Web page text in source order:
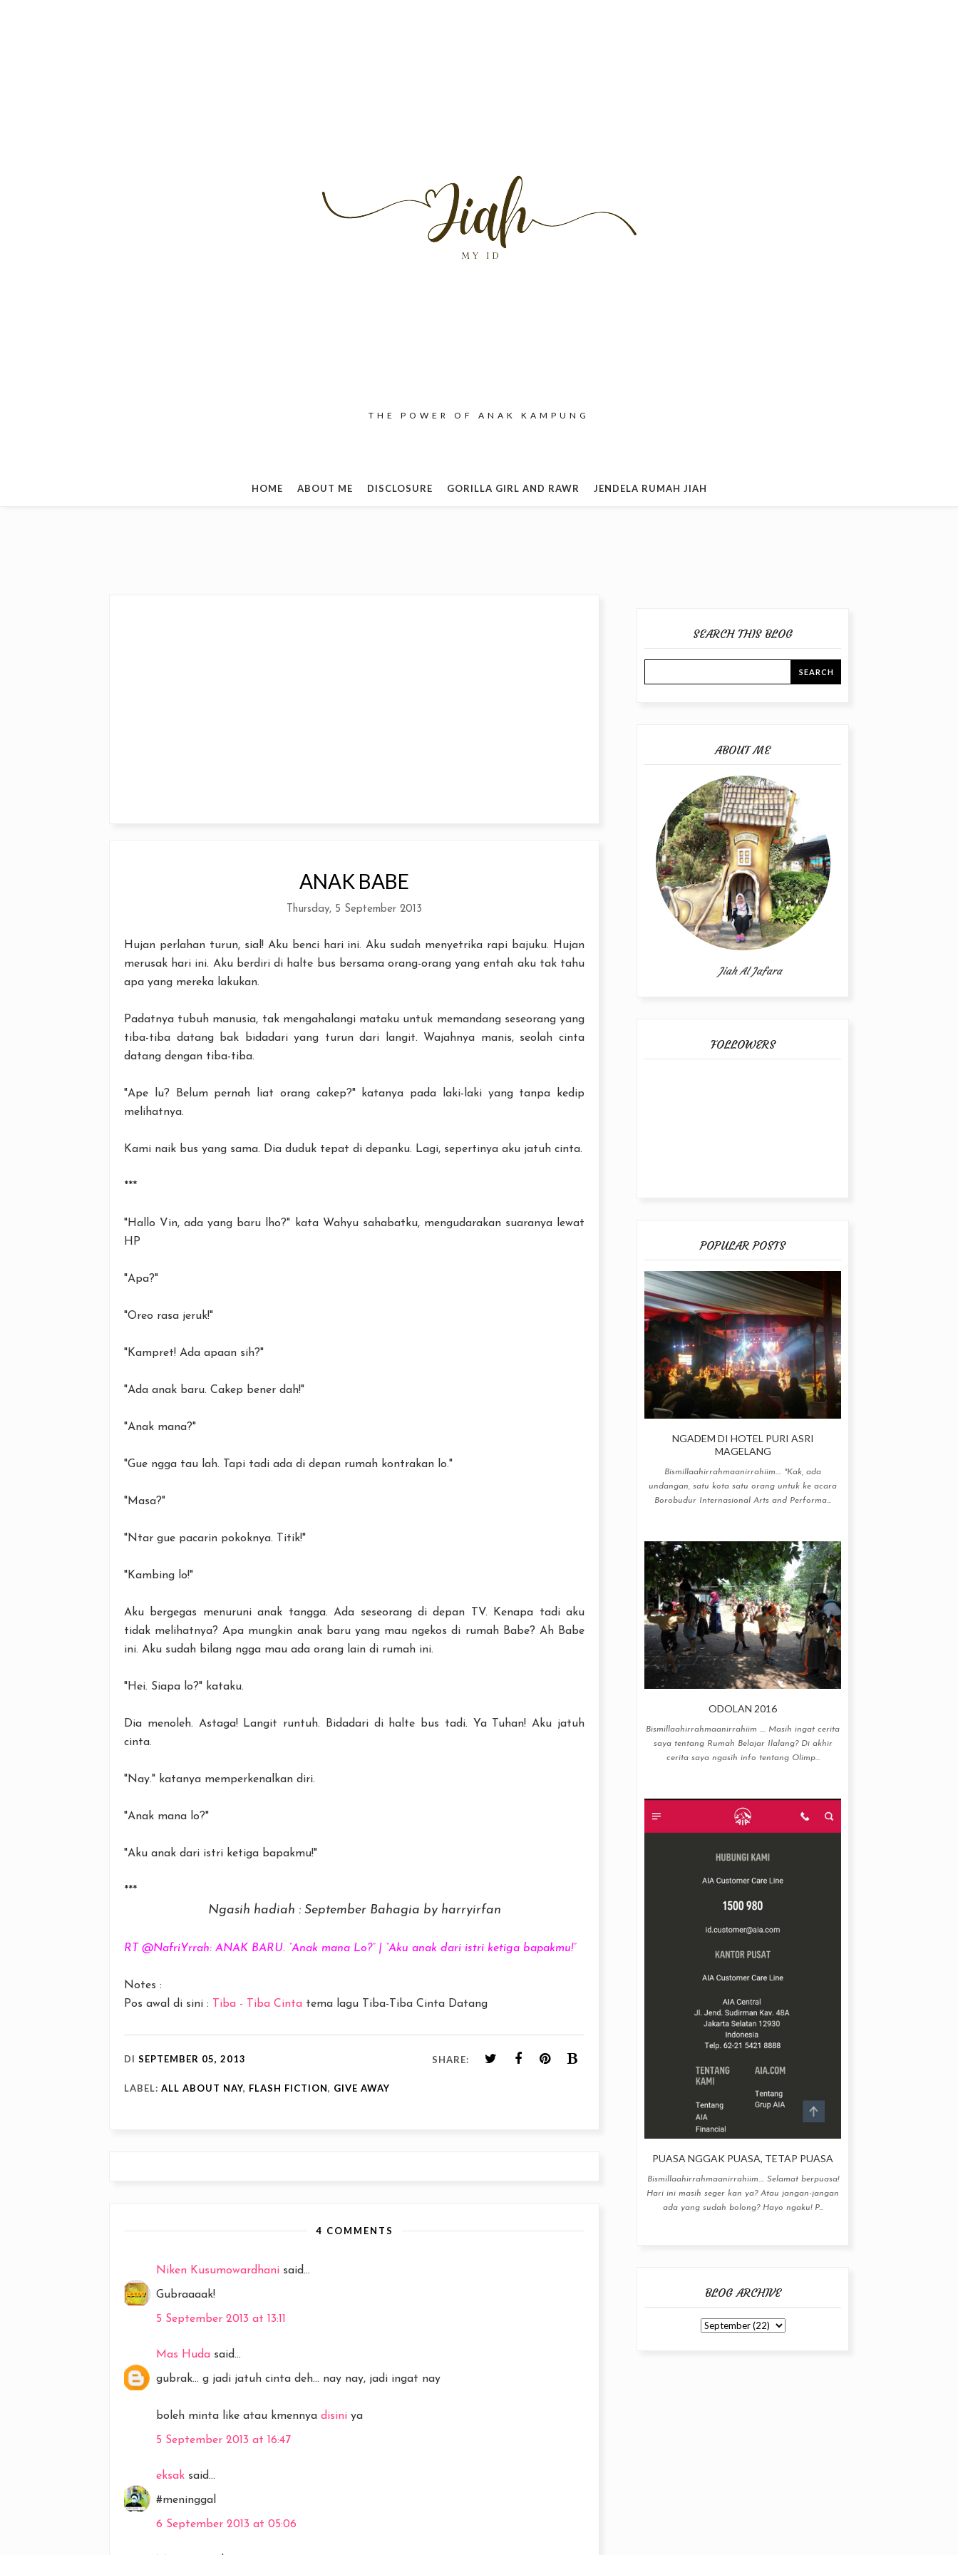
THE POWER OF ANAK KAMPUNG
HOME ABOUT ME DISCLOSURE GORILLA GIRL AND RAWR JENDELA RUMAH JIAH
ANAK BABE
Thursday, 5 September 2013
Hujan perlahan turun, sial! Aku benci hari ini. Aku sudah menyetrika rapi bajuku. Hujan
merusak hari ini. Aku berdiri di halte bus bersama orang-orang yang entah aku tak tahu
apa yang mereka lakukan.
Padatnya tubuh manusia, tak mengahalangi mataku untuk memandang seseorang yang
tiba-tiba datang bak bidadari yang turun dari langit. Wajahnya manis, seolah cinta
datang dengan tiba-tiba.
"Ape lu? Belum pernah liat orang cakep?" katanya pada laki-laki yang tanpa kedip
melihatnya.
Kami naik bus yang sama. Dia duduk tepat di depanku. Lagi, sepertinya aku jatuh cinta.
***
"Hallo Vin, ada yang baru lho?" kata Wahyu sahabatku, mengudarakan suaranya lewat
HP
"Apa?"
"Oreo rasa jeruk!"
"Kampret! Ada apaan sih?"
"Ada anak baru. Cakep bener dah!"
"Anak mana?"
"Gue ngga tau lah. Tapi tadi ada di depan rumah kontrakan lo."
"Masa?"
"Ntar gue pacarin pokoknya. Titik!"
"Kambing lo!"
Aku bergegas menuruni anak tangga. Ada seseorang di depan TV. Kenapa tadi aku
tidak melihatnya? Apa mungkin anak baru yang mau ngekos di rumah Babe? Ah Babe
ini. Aku sudah bilang ngga mau ada orang lain di rumah ini.
"Hei. Siapa lo?" kataku.
Dia menoleh. Astaga! Langit runtuh. Bidadari di halte bus tadi. Ya Tuhan! Aku jatuh
cinta.
"Nay." katanya memperkenalkan diri.
"Anak mana lo?"
"Aku anak dari istri ketiga bapakmu!"
***
Ngasih hadiah : September Bahagia by harryirfan
RT @NafriYrrah: ANAK BARU. “Anak mana Lo?” | “Aku anak dari istri ketiga bapakmu!”
Notes :
Pos awal di sini :
Tiba - Tiba Cinta tema lagu Tiba-Tiba Cinta Datang
DI SEPTEMBER 05, 2013 SHARE:
LABEL: ALL ABOUT NAY, FLASH FICTION, GIVE AWAY
4 COMMENTS
Niken Kusumowardhani said...
Gubraaaak!
5 September 2013 at 13:11
Mas Huda said...
gubrak... g jadi jatuh cinta deh... nay nay, jadi ingat nay
boleh minta like atau kmennya disini ya
5 September 2013 at 16:47
eksak said...
#meninggal
6 September 2013 at 05:06
SEARCH THIS BLOG
ABOUT ME
Jiah Al Jafara
FOLLOWERS
POPULAR POSTS
NGADEM DI HOTEL PURI ASRI
MAGELANG
Bismillaahirrahmaanirrahiim.... "Kak, ada
undangan, satu kota satu orang untuk ke acara
Borobudur Internasional Arts and Performa...
ODOLAN 2016
Bismillaahirrahmaanirrahiim .... Masih ingat cerita
saya tentang Rumah Belajar Ilalang? Di akhir
cerita saya ngasih info tentang Olimp...
PUASA NGGAK PUASA, TETAP PUASA
Bismillaahirrahmaanirrahiim.... Selamat berpuasa!
Hari ini masih seger kan ya? Atau jangan-jangan
ada yang sudah bolong? Hayo ngaku! P...
BLOG ARCHIVE